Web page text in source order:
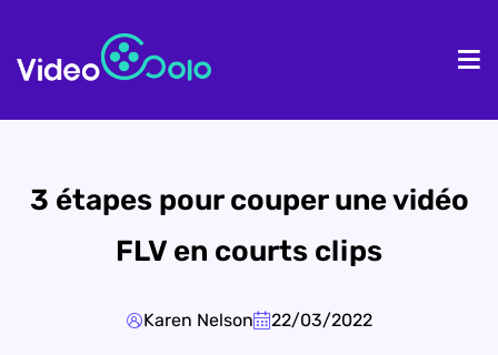
3 étapes pour couper une vidéo
FLV en courts clips
Karen Nelson 22/03/2022